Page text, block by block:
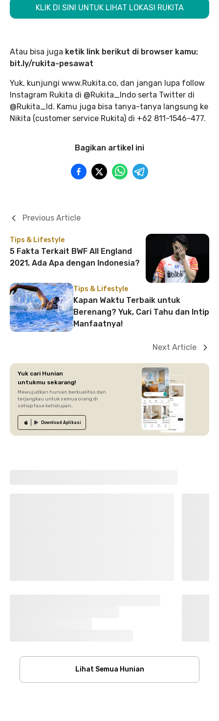
KLIK DI SINI UNTUK LIHAT LOKASI RUKITA
Atau bisa juga ketik link berikut di browser kamu:
bit.ly/rukita-pesawat
Yuk, kunjungi www.Rukita.co, dan jangan lupa follow
Instagram Rukita di @Rukita_Indo serta Twitter di
@Rukita_Id. Kamu juga bisa tanya-tanya langsung ke
Nikita (customer service Rukita) di +62 811-1546-477.
Bagikan artikel ini
Tips & Lifestyle
5 Fakta Terkait BWF All England
2021, Ada Apa dengan Indonesia?
Previous Article
Tips & Lifestyle
Kapan Waktu Terbaik untuk
Berenang? Yuk, Cari Tahu dan Intip
Manfaatnya!
Next Article
Yuk cari Hunian
untukmu sekarang!
Mewujudkan hunian berkualitas dan
terjangkau untuk semua orang di
setiap fase kehidupan.
Download Aplikasi
Lihat Semua Hunian